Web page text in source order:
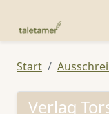
Start
Verlag